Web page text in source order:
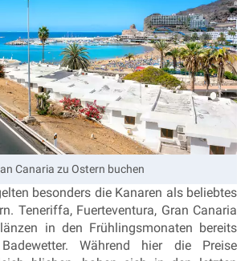
Canaria zu Ostern buchen
besonders die Kanaren als beliebtes
Teneriffa, Fuerteventura, Gran Canaria
in den Frühlingsmonaten bereits
Während hier die Preise